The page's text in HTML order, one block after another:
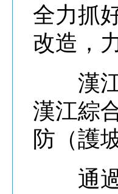
全力抓
改造，
漢江
漢江綜
防（護
通過